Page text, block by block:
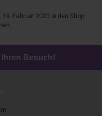
Februar 2023 in den Shop
Besuch!